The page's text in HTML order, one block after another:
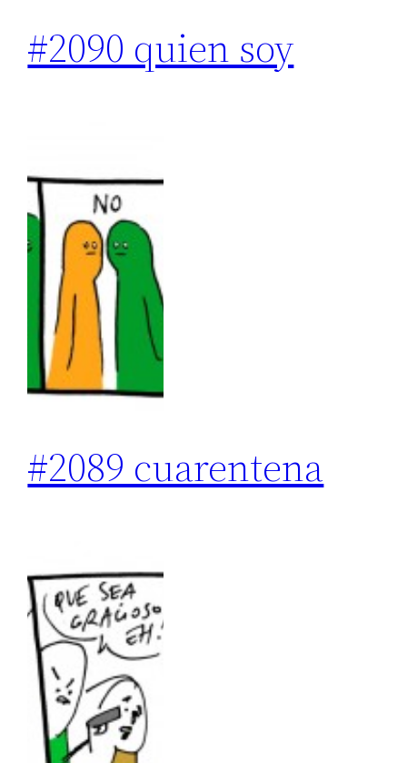
#2090 quien soy
#2089 cuarentena